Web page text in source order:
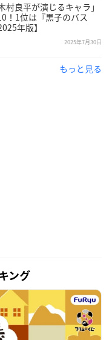
村良平が演じるキャラ」
！1位は『黒子のバス
年版】
2025年7月30日
もっと見る
ング